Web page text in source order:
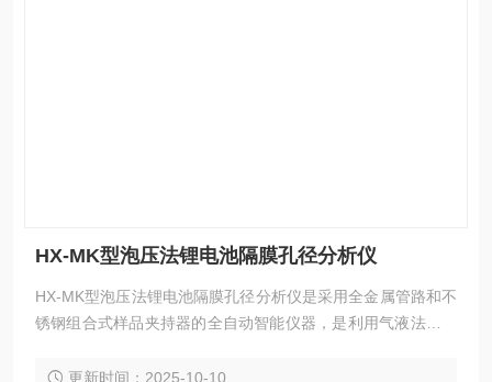
HX-MK型泡压法锂电池隔膜孔径分析仪
HX-MK型泡压法锂电池隔膜孔径分析仪是采用全金属管路和不
锈钢组合式样品夹持器的全自动智能仪器，是利用气液法分析
大孔径、*小孔径、平均孔径、孔径分布及渗透率的专用分析仪
更新时间：2025-10-10